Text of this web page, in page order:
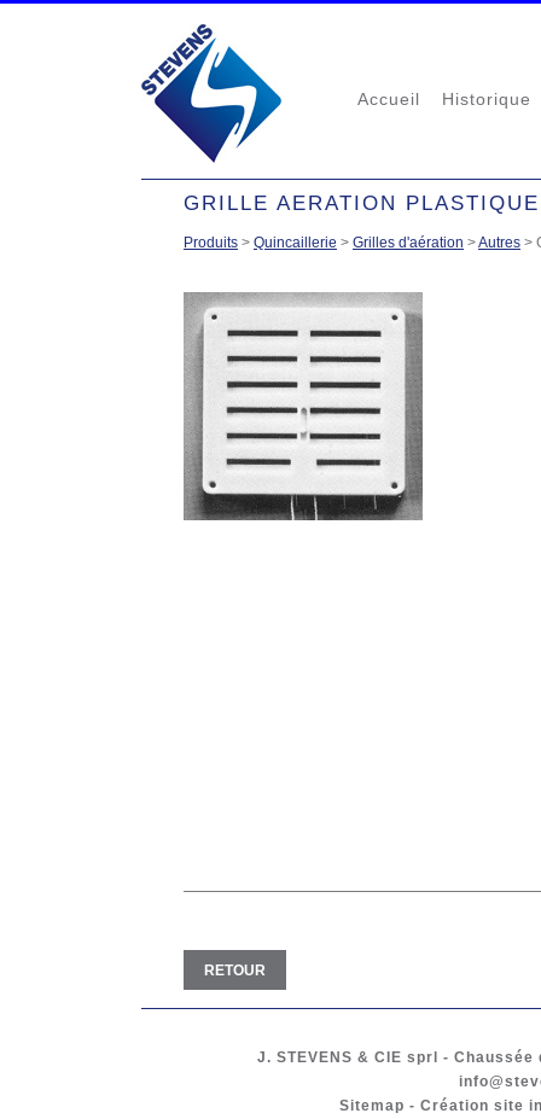
Accueil Historique
GRILLE AERATION PLASTIQUE
Produits > Quincaillerie > Grilles d'aération >Autres >
RETOUR
J. STEVENS & CIE sprl - Chaussée
Sitemap - Création site